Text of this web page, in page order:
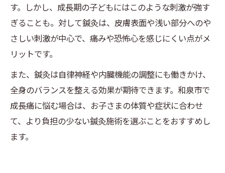
す。しかし、成長期の子どもにはこのような刺激が強す
ぎることも。対して鍼灸は、皮膚表面や浅い部分へのや
さしい刺激が中心で、痛みや恐怖心を感じにくい点がメ
リットです。
また、鍼灸は自律神経や内臓機能の調整にも働きかけ、
全身のバランスを整える効果が期待できます。和泉市で
成長痛に悩む場合は、お子さまの体質や症状に合わせ
て、より負担の少ない鍼灸施術を選ぶことをおすすめし
ます。